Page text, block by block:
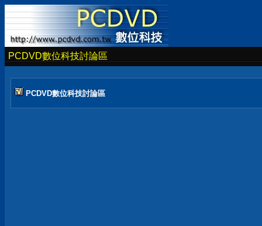
PCDVD數位科技討論區
PCDVD數位科技討論區